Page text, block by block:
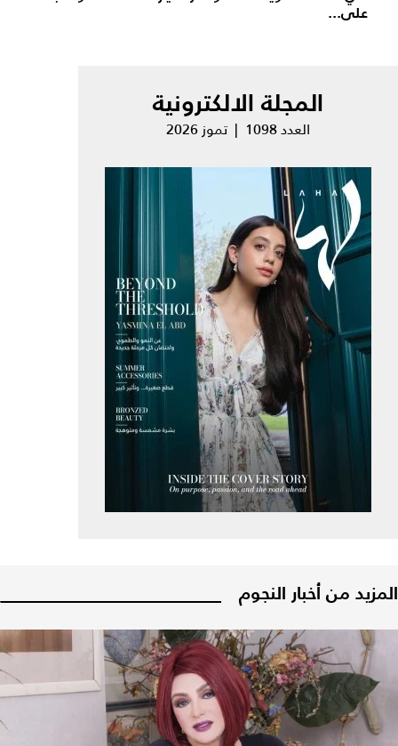
على...
المجلة الالكترونية
العدد 1098 | تموز 2026
المزيد من أخبار النجوم